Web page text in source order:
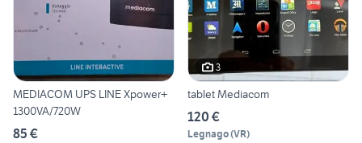
MEDIACOM UPS LINE Xpower+
1300VA/720W
85 €
3
tablet Mediacom
120 €
Legnago(VR)